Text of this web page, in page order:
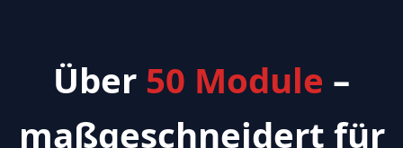
Über 50 Module –
maßgeschneidert für